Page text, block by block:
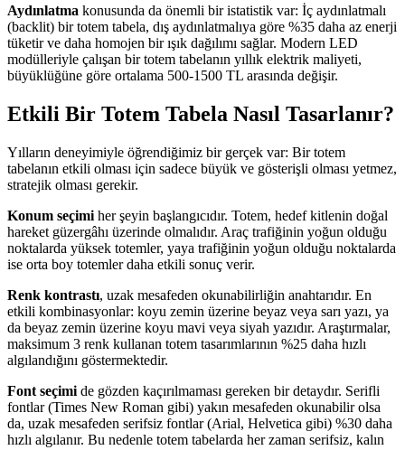
Aydınlatma konusunda da önemli bir istatistik var: İç aydınlatmalı
(backlit) bir totem tabela, dış aydınlatmalıya göre %35 daha az enerji
tüketir ve daha homojen bir ışık dağılımı sağlar. Modern LED
modülleriyle çalışan bir totem tabelanın yıllık elektrik maliyeti,
büyüklüğüne göre ortalama 500-1500 TL arasında değişir.
Etkili Bir Totem Tabela Nasıl Tasarlanır?
Yılların deneyimiyle öğrendiğimiz bir gerçek var: Bir totem
tabelanın etkili olması için sadece büyük ve gösterişli olması yetmez,
stratejik olması gerekir.
Konum seçimi her şeyin başlangıcıdır. Totem, hedef kitlenin doğal
hareket güzergâhı üzerinde olmalıdır. Araç trafiğinin yoğun olduğu
noktalarda yüksek totemler, yaya trafiğinin yoğun olduğu noktalarda
ise orta boy totemler daha etkili sonuç verir.
Renk kontrastı, uzak mesafeden okunabilirliğin anahtarıdır. En
etkili kombinasyonlar: koyu zemin üzerine beyaz veya sarı yazı, ya
da beyaz zemin üzerine koyu mavi veya siyah yazıdır. Araştırmalar,
maksimum 3 renk kullanan totem tasarımlarının %25 daha hızlı
algılandığını göstermektedir.
Font seçimi de gözden kaçırılmaması gereken bir detaydır. Serifli
fontlar (Times New Roman gibi) yakın mesafeden okunabilir olsa
da, uzak mesafeden serifsiz fontlar (Arial, Helvetica gibi) %30 daha
hızlı algılanır. Bu nedenle totem tabelarda her zaman serifsiz, kalın